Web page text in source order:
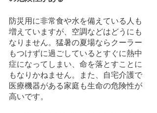
防災用に非常食や水を備えている人も
増えていますが、空調などはどうにも
なりません。猛暑の夏場ならクーラー
もつけずに過ごしているとすぐに熱中
症になってしまい、命を落とすことに
もなりかねません。また、自宅介護で
医療機器がある家庭も生命の危険性が
高いです。